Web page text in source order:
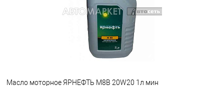
Масло моторное ЯРНЕФТЬ М8В 20W20 1л мин